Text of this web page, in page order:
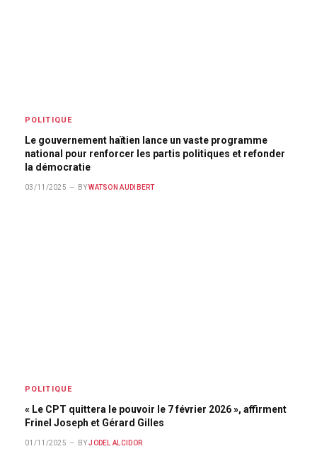
POLITIQUE
Le gouvernement haïtien lance un vaste programme
national pour renforcer les partis politiques et refonder
la démocratie
03/11/2025 BY WATSON AUDIBERT
POLITIQUE
« Le CPT quittera le pouvoir le 7 février 2026 », affirment
Frinel Joseph et Gérard Gilles
01/11/2025 BY JODEL ALCIDOR